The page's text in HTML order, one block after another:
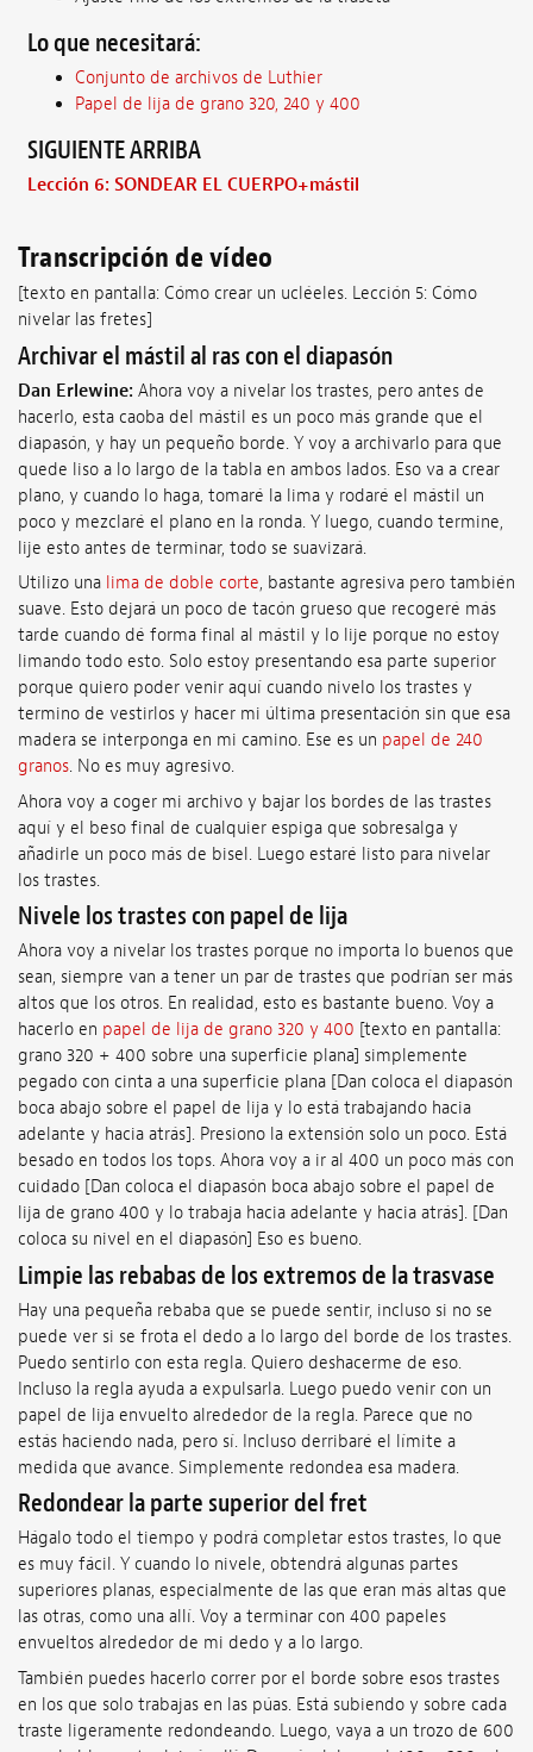
Lo que necesitará:
Conjunto de archivos de Luthier
Papel de lija de grano 320, 240 y 400
SIGUIENTE ARRIBA
Lección 6: SONDEAR EL CUERPO+mástil
Transcripción de vídeo
[texto en pantalla: Cómo crear un ucléeles. Lección 5: Cómo
nivelar las fretes]
Archivar el mástil al ras con el diapasón
Dan Erlewine: Ahora voy a nivelar los trastes, pero antes de
hacerlo, esta caoba del mástil es un poco más grande que el
diapasón, y hay un pequeño borde. Y voy a archivarlo para que
quede liso a lo largo de la tabla en ambos lados. Eso va a crear
plano, y cuando lo haga, tomaré la lima y rodaré el mástil un
poco y mezclaré el plano en la ronda. Y luego, cuando termine,
lije esto antes de terminar, todo se suavizará.
Utilizo una lima de doble corte, bastante agresiva pero también
suave. Esto dejará un poco de tacón grueso que recogeré más
tarde cuando dé forma final al mástil y lo lije porque no estoy
limando todo esto. Solo estoy presentando esa parte superior
porque quiero poder venir aquí cuando nivelo los trastes y
termino de vestirlos y hacer mi última presentación sin que esa
madera se interponga en mi camino. Ese es un papel de 240
granos. No es muy agresivo.
Ahora voy a coger mi archivo y bajar los bordes de las trastes
aquí y el beso final de cualquier espiga que sobresalga y
añadirle un poco más de bisel. Luego estaré listo para nivelar
los trastes.
Nivele los trastes con papel de lija
Ahora voy a nivelar los trastes porque no importa lo buenos que
sean, siempre van a tener un par de trastes que podrían ser más
altos que los otros. En realidad, esto es bastante bueno. Voy a
hacerlo en papel de lija de grano 320 y 400 [texto en pantalla:
grano 320 + 400 sobre una superficie plana] simplemente
pegado con cinta a una superficie plana [Dan coloca el diapasón
boca abajo sobre el papel de lija y lo está trabajando hacia
adelante y hacia atrás]. Presiono la extensión solo un poco. Está
besado en todos los tops. Ahora voy a ir al 400 un poco más con
cuidado [Dan coloca el diapasón boca abajo sobre el papel de
lija de grano 400 y lo trabaja hacia adelante y hacia atrás]. [Dan
coloca su nivel en el diapasón] Eso es bueno.
Limpie las rebabas de los extremos de la trasvase
Hay una pequeña rebaba que se puede sentir, incluso si no se
puede ver si se frota el dedo a lo largo del borde de los trastes.
Puedo sentirlo con esta regla. Quiero deshacerme de eso.
Incluso la regla ayuda a expulsarla. Luego puedo venir con un
papel de lija envuelto alrededor de la regla. Parece que no
estás haciendo nada, pero sí. Incluso derribaré el límite a
medida que avance. Simplemente redondea esa madera.
Redondear la parte superior del fret
Hágalo todo el tiempo y podrá completar estos trastes, lo que
es muy fácil. Y cuando lo nivele, obtendrá algunas partes
superiores planas, especialmente de las que eran más altas que
las otras, como una allí. Voy a terminar con 400 papeles
envueltos alrededor de mi dedo y a lo largo.
También puedes hacerlo correr por el borde sobre esos trastes
en los que solo trabajas en las púas. Está subiendo y sobre cada
traste ligeramente redondeando. Luego, vaya a un trozo de 600